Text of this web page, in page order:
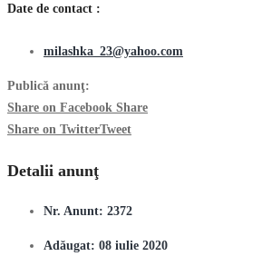
Date de contact :
milashka_23@yahoo.com
Publică anunţ:
Share on Facebook Share
Share on TwitterTweet
Detalii anunţ
Nr. Anunt: 2372
Adăugat: 08 iulie 2020